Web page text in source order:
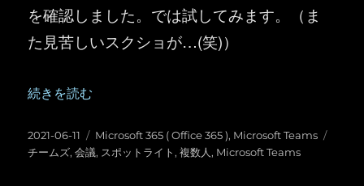
を確認しました。では試してみます。（ま
た見苦しいスクショが…(笑)）
“Microsoft Teams ：会議のスポットライト機能が複数人
続きを読む
投
稿
2021-06-11
カ
テ
Microsoft 365 ( Office 365 ), Microsoft Teams
チームズ,会議, スポットライト ,複数人 , Microsoft Teams